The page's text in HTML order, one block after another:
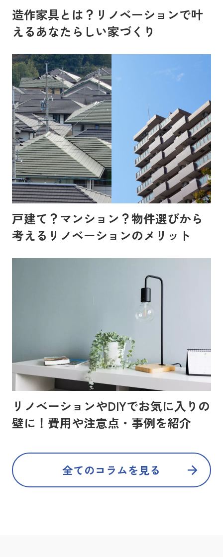
造作家具とは？リノベーションで叶
えるあなたらしい家づくり
戸建て？マンション？物件選びから
考えるリノベーションのメリット
リノベーションやDIYでお気に入りの
壁に！費用や注意点・事例を紹介
全てのコラムを見る